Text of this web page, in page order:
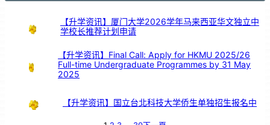
【升学资讯】厦门大学2026学年马来西亚华文独立中
学校长推荐计划申请
【升学资讯】Final Call: Apply for HKMU 2025/26
Full-time Undergraduate Programmes by 31 May
2025
【升学资讯】国立台北科技大学侨生单独招生报名中